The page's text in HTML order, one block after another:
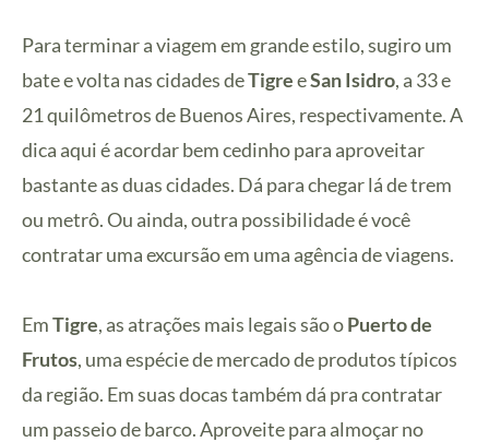
Para terminar a viagem em grande estilo, sugiro um
bate e volta nas cidades deTigreeSan Isidro, a 33 e
21 quilômetros de Buenos Aires, respectivamente. A
dica aqui é acordar bem cedinho para aproveitar
bastante as duas cidades. Dá para chegar lá de trem
ou metrô. Ou ainda, outra possibilidade é você
contratar uma excursão em uma agência de viagens.
EmTigre, as atrações mais legais são oPuerto de
Frutos, uma espécie de mercado de produtos típicos
da região. Em suas docas também dá pra contratar
um passeio de barco. Aproveite para almoçar no